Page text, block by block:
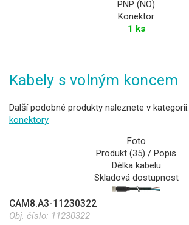
PNP (NO)
Konektor
1 ks
Kabely s volným koncem
Další podobné produkty naleznete v kategorii:
konektory
Foto
Produkt (35) / Popis
Délka kabelu
Skladová dostupnost
CAM8.A3-11230322
Obj. číslo: 11230322